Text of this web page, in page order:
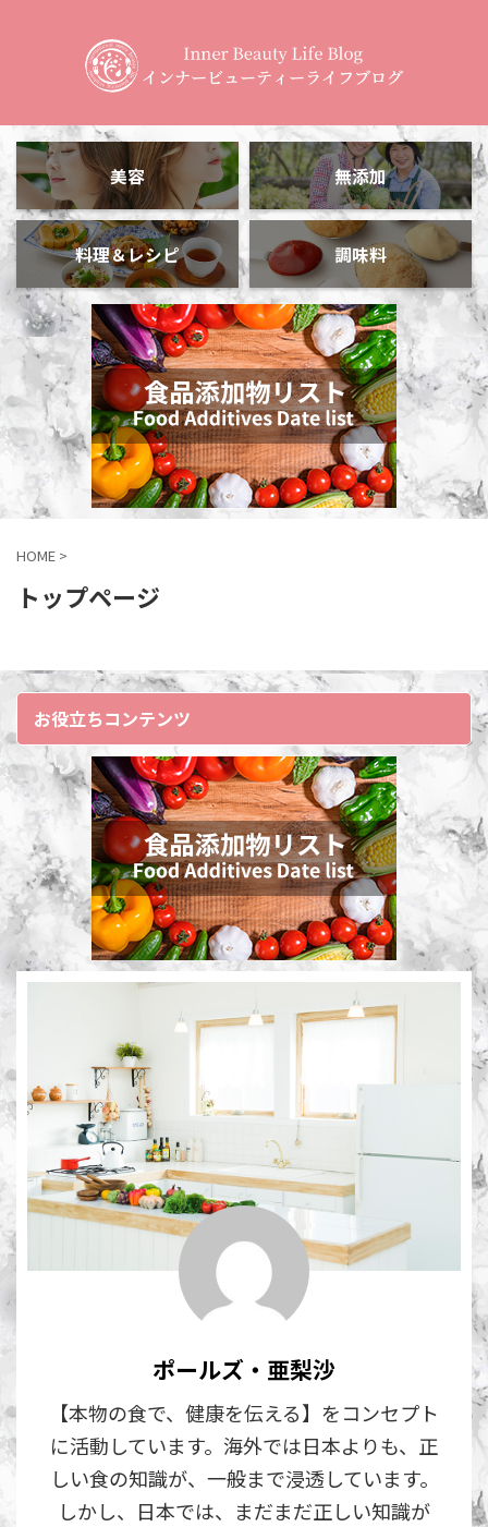
美容 無添加
料理＆レシピ 調味料
HOME >
トップページ
お役立ちコンテンツ
ポールズ・亜梨沙
【本物の食で、健康を伝える】をコンセプト
に活動しています。海外では日本よりも、正
しい食の知識が、一般まで浸透しています。
しかし、日本では、まだまだ正しい知識が